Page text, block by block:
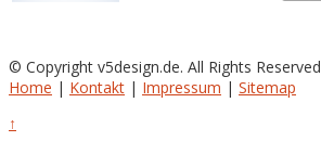
© Copyright v5design.de. All Rights Reserved
Home | Kontakt | Impressum | Sitemap
↑